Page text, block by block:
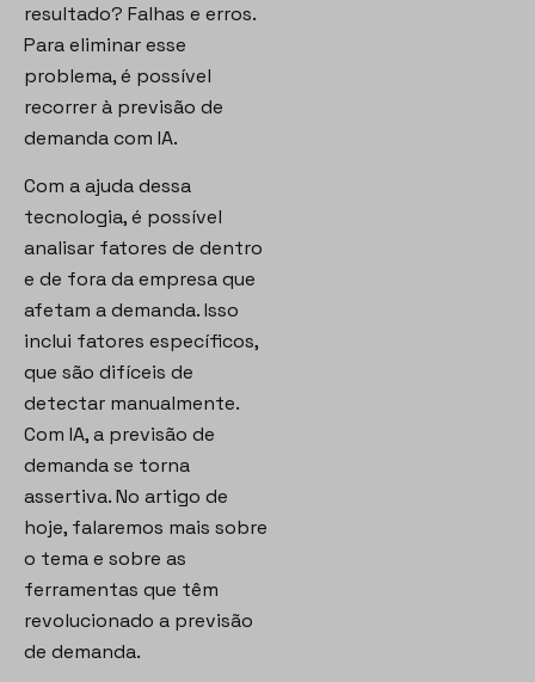
resultado? Falhas e erros.
Para eliminar esse
problema, é possível
recorrer à previsão de
demanda com IA.
Com a ajuda dessa
tecnologia, é possível
analisar fatores de dentro
e de fora da empresa que
afetam a demanda. Isso
inclui fatores específicos,
que são difíceis de
detectar manualmente.
Com IA, a previsão de
demanda se torna
assertiva. No artigo de
hoje, falaremos mais sobre
o tema e sobre as
ferramentas que têm
revolucionado a previsão
de demanda.